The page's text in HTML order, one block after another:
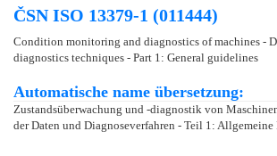
ČSN ISO 13379-1 (011444)
Condition monitoring and diagnostics of machines -
diagnostics techniques - Part 1: General guidelines
Automatische name übersetzung:
Zustandsüberwachung und -diagnostik von
der Daten und Diagnoseverfahren - Teil 1: